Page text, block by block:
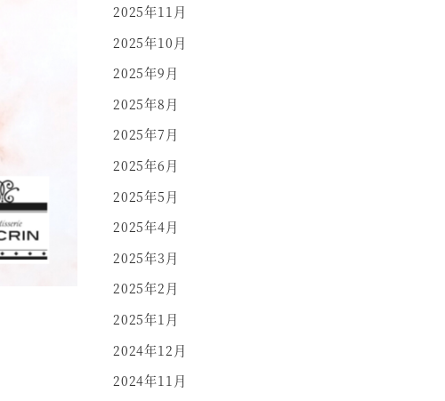
2025年11月
2025年10月
2025年9月
2025年8月
2025年7月
2025年6月
2025年5月
2025年4月
2025年3月
2025年2月
2025年1月
2024年12月
2024年11月